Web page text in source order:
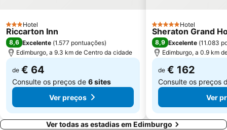
3 Estrelas
Hotel
Riccarton Inn
8,6 Excelente (1.577 pontuações)
Edimburgo, a 9.3 km de Centro da cidade
de € 64
Consulte os preços de 6 sites
Ver preços
5 EstrelasHotel
Sheraton Grand
8,9 Excelente (11.083
Edimburgo, a 0.9 km
de € 162
Consulte os preços
Ver
Ver todas as estadias em Edimburgo